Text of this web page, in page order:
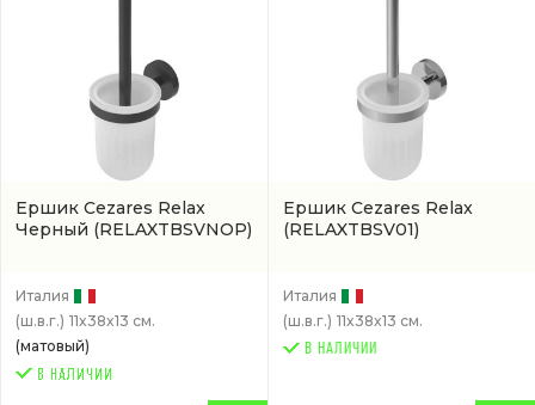
Ершик Cezares Relax
Черный (RELAXTBSVNOP)
Италия
(ш.в.г.) 11x38x13 см.
(матовый)
Ершик Cezares Relax
(RELAXTBSV01)
Италия
(ш.в.г.) 11x38x13 см.
В НАЛИЧИИ